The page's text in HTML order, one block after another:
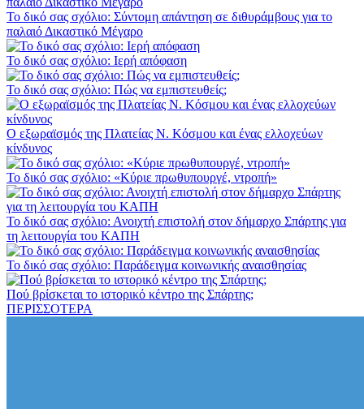
Το δικό σας σχόλιο: Σύντομη απάντηση σε διθυράμβους για το
παλαιό Δικαστικό Μέγαρο
Το δικό σας σχόλιο: Ιερή απόφαση
Το δικό σας σχόλιο: Πώς να εμπιστευθείς;
Ο εξωραϊσμός της Πλατείας Ν. Κόσμου και ένας ελλοχεύων
κίνδυνος
Το δικό σας σχόλιο: «Κύριε πρωθυπουργέ, ντροπή»
Το δικό σας σχόλιο: Ανοιχτή επιστολή στον δήμαρχο Σπάρτης για
τη λειτουργία του ΚΑΠΗ
Το δικό σας σχόλιο: Παράδειγμα κοινωνικής αναισθησίας
Πού βρίσκεται το ιστορικό κέντρο της Σπάρτης;
ΠΕΡΙΣΣΟΤΕΡΑ